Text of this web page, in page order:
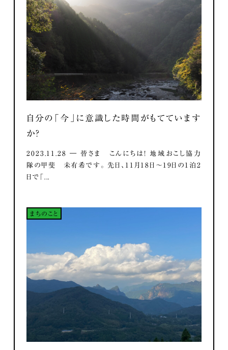
自分の「今」に意識した時間がもてています
か？
2023.11.28 ― 皆さま こんにちは！ 地域おこし協力
隊の甲斐 未有希です。 先日、11月18日～19日の1泊2
日で「...
まちのこと